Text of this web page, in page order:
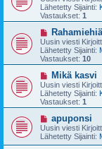
s
t
i
s
i
v
e
s
t
i
Lähetetty Sijainti:
Vastaukset: 1
U
u
s
i
v
e
s
t
i
Uusin viesti
Lähetetty Sijainti:
Vastaukset: 10
U
u
s
i
v
e
s
t
Mikä kasvi
Uusin viesti
Lähetetty Sijainti:
Vastaukset: 1
U
u
s
i
apuponsi
Uusin viesti
Lähetetty Sijainti: